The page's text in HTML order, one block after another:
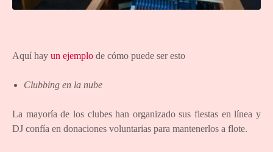
Aquí hay un ejemplo de cómo puede ser esto
Clubbing en la nube
La mayoría de los clubes han organizado sus fiestas en línea y
DJ confía en donaciones voluntarias para mantenerlos a flote.